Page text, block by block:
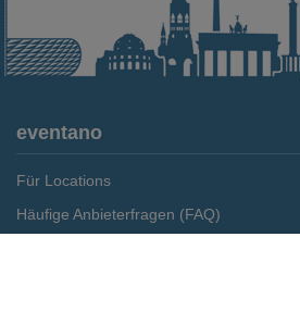
eventano
Für Locations
Häufige Anbieterfragen (FAQ)